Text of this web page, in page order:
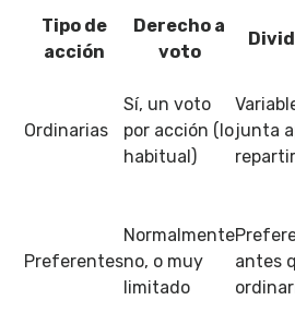
Tipo de
acción
Derecho a
voto
Ordinarias
Sí, un voto
por acción (lo
habitual)
junta
Preferentes
Normalmente
no, o muy
limitado
antes